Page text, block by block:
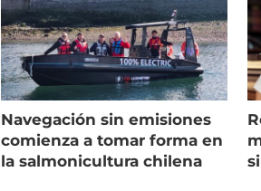
Navegación sin emisiones
comienza a tomar forma en
la salmonicultura chilena